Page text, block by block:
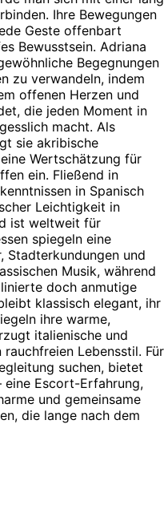
Ihre Bewegungen
Geste offenbart
Bewusstsein. Adriana
Begegnungen
zu verwandeln, indem
offenen Herzen und
die jeden Moment in
macht. Als
sie akribische
Wertschätzung für
ein. Fließend in
in Spanisch
Leichtigkeit in
ist weltweit für
spiegeln eine
Stadterkundungen und
Musik, während
doch anmutige
klassisch elegant, ihr
ihre warme,
italienische und
Lebensstil. Für
suchen, bietet
eine Escort-Erfahrung,
und gemeinsame
die lange nach dem